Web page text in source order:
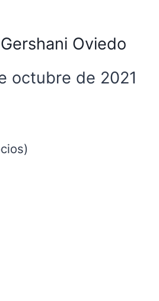
Oviedo
octubre de 2021